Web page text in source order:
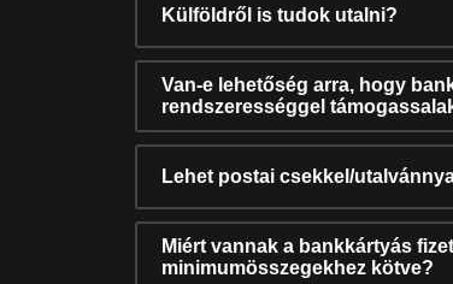
Külföldről is tudok utalni?
Van-e lehetőség arra, hogy
rendszerességgel
Lehet postai csekkel/
Miért vannak a bankkártyás
minimumösszegekhez kötve?